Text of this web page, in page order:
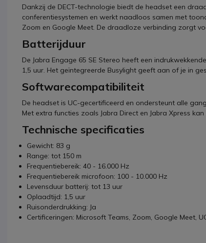
Dankzij de DECT-technologie biedt de headset een
conferentiesystemen en werkt naadloos samen met
Zoom en Google Meet. De draadloze verbinding zorgt
Batterijduur
De Jabra Engage 65 SE Stereo heeft een
1,5 uur. Het geïntegreerde Busylight geeft aan of je in
Softwarecompatibiliteit
De headset is UC-gecertificeerd en ondersteunt alle
Met extra functies zoals Jabra Direct en Jabra Xpress
Technische specificaties
Gewicht: 83 g
Range: tot 150 m
Frequentiebereik: 40 - 16.000 Hz
Frequentiebereik microfoon: 100 - 10.000 Hz
Levensduur batterij: tot 13 uur
Oplaadtijd: 1,5 uur
Ruisonderdrukking: Ja
Certificeringen: Microsoft Teams, Zoom, Google Meet,